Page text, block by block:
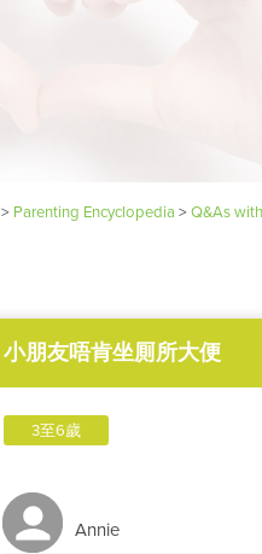
> Parenting Encyclopedia > Q&As
小朋友唔肯坐厠所大便
3至6歲
Annie